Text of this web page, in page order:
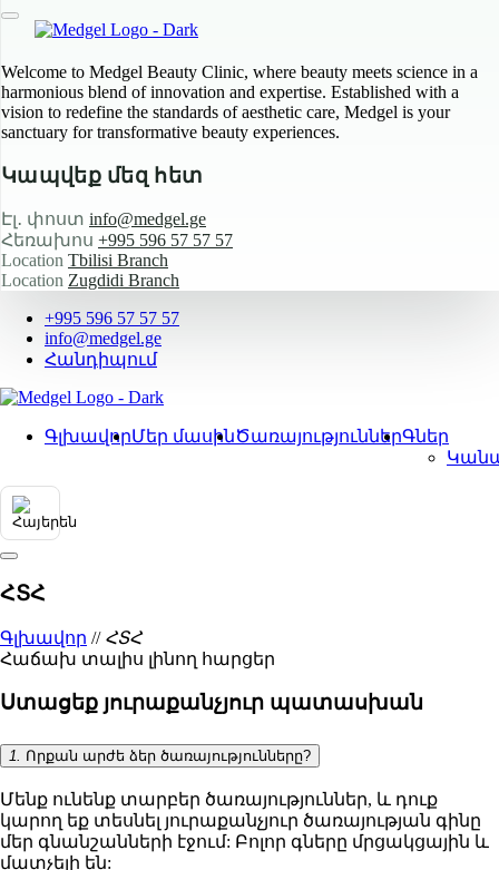
Welcome to Medgel Beauty Clinic, where beauty meets science in a
harmonious blend of innovation and expertise. Established with a
vision to redefine the standards of aesthetic care, Medgel is your
sanctuary for transformative beauty experiences.
Կապվեք մեզ հետ
Էլ․ փոստ info@medgel.ge
Հեռախոս +995 596 57 57 57
Location Tbilisi Branch
Location Zugdidi Branch
+995 596 57 57 57
info@medgel.ge
Հանդիպում
ԳլխավորՄեր մասինԾառայություններԳներ
ՀՏՀ
Գլխավոր // ՀՏՀ
Հաճախ տալիս լինող հարցեր
Ստացեք յուրաքանչյուր պատասխան
1. Որքան արժե ձեր ծառայությունները?
Մենք ունենք տարբեր ծառայություններ, և դուք
կարող եք տեսնել յուրաքանչյուր ծառայության գինը
մեր գնանշանների էջում: Բոլոր գները մրցակցային և
մատչելի են: